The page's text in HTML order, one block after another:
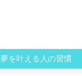
夢を叶える人の習慣